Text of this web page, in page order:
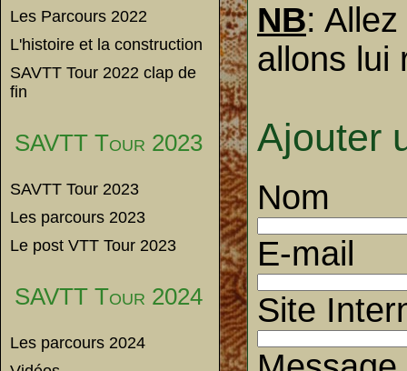
Les Parcours 2022
L'histoire et la construction
SAVTT Tour 2022 clap de
fin
SAVTT Tour 2023
SAVTT Tour 2023
Les parcours 2023
Le post VTT Tour 2023
SAVTT Tour 2024
Les parcours 2024
NB:
allons lui
Ajouter
Nom
E-mail
Site